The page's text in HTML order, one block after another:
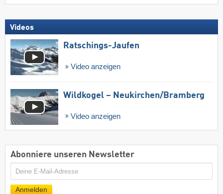
Videos
Ratschings-Jaufen
Video anzeigen
Wildkogel – Neukirchen/​Bramberg
Video anzeigen
Abonniere unseren Newsletter
E-
Mail
Anmelden